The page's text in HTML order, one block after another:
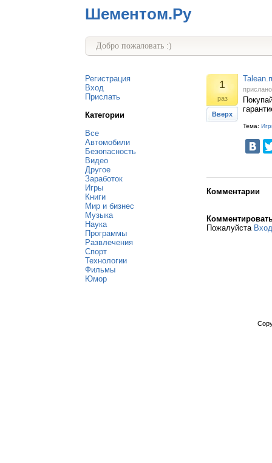
Шементом.Ру
Добро пожаловать :)
Регистрация
Вход
Прислать
Категории
Все
Автомобили
Безопасность
Видео
Другое
Заработок
Игры
Книги
Мир и бизнес
Музыка
Наука
Программы
Развлечения
Спорт
Технологии
Фильмы
Юмор
1
раз
Вверх
Тема:
Комментарии
Пожалуйста Вход